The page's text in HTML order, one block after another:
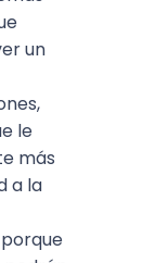
un
le
más
a la